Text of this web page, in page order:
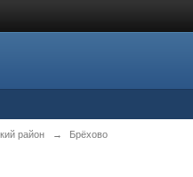
район → Брёхово